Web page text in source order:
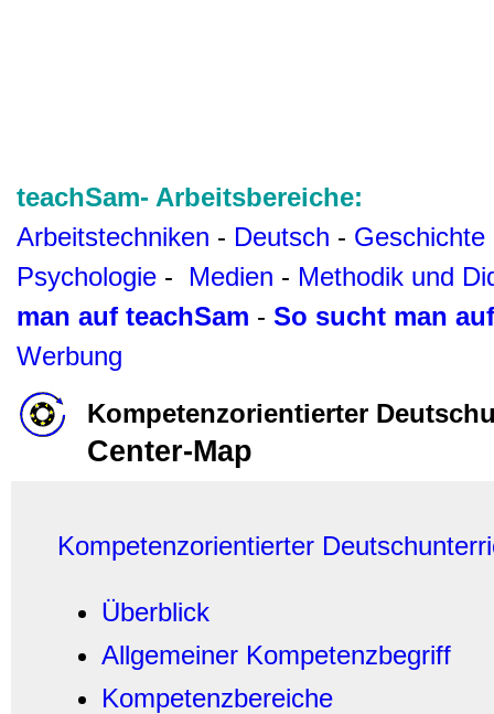
teachSam- Arbeitsbereiche:
Arbeitstechniken - Deutsch - Geschichte
Psychologie - Medien - Methodik und
man auf teachSam - So sucht man
Werbung
Kompetenzorientierter
Center-Map
Kompetenzorientierter
Überblick
Allgemeiner Kompetenzbegriff
Kompetenzbereiche